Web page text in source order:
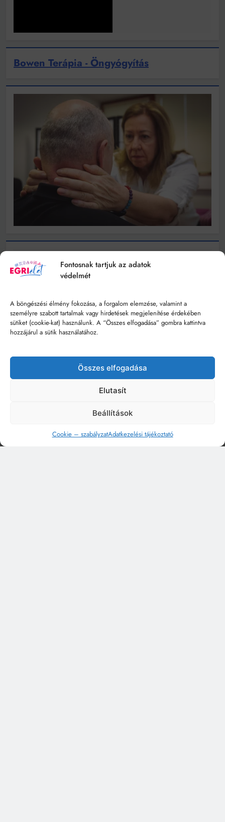
Fontosnak tartjuk az adatok
védelmét
A böngészési élmény fokozása, a forgalom elemzése, valamint a
személyre szabott tartalmak vagy hirdetések megjelenítése érdekében
sütiket (cookie-kat) használunk. A “Összes elfogadása” gombra kattintva
hozzájárul a sütik használatához.
Összes elfogadása
Elutasít
Beállítások
Cookie – szabályzatAdatkezelési tájékoztató
Bowen Terápia - Öngyógyítás